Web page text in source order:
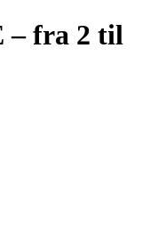
– fra 2 til